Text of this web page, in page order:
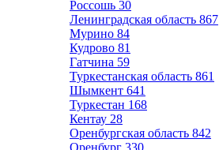
Россошь 30
Ленинградская область 867
Мурино 84
Кудрово 81
Гатчина 59
Туркестанская область 861
Шымкент 641
Туркестан 168
Кентау 28
Оренбургская область 842
Оренбург 330